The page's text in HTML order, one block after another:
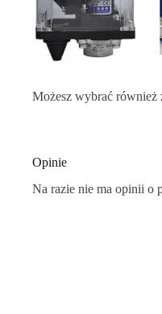
Możesz wybrać również
Opinie
Na razie nie ma opinii o